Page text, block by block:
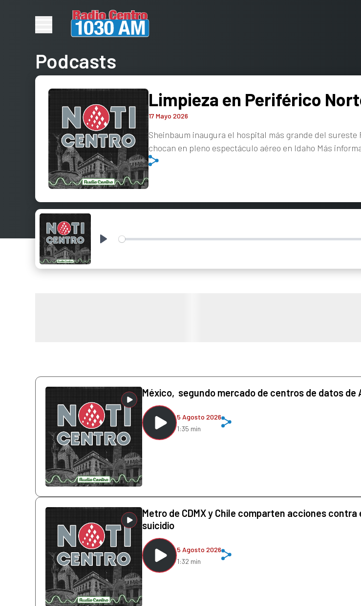
Podcasts
Limpieza en Periférico
17 Mayo 2026
Sheinbaum inaugura el hospital más grande del
chocan en pleno espectáculo aéreo en Idaho Más
Play
México, segundo mercado de centros de datos de
5 Agosto 2026
1:35 min
Metro de CDMX y Chile comparten acciones contra
suicidio
5 Agosto 2026
1:32 min